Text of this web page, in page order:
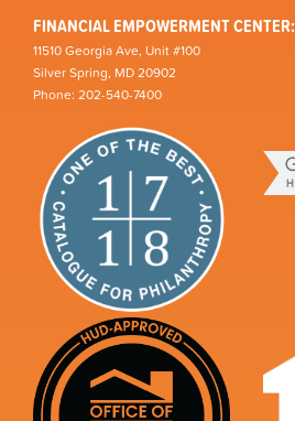
FINANCIAL EMPOWERMENT CENTER:
11510 Georgia Ave, Unit #100
Silver Spring, MD 20902
Phone: 202-540-7400